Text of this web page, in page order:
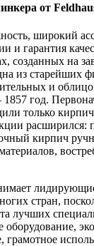
от
широкий
и гарантия
созданных на
из старейших
и
1857 год.
только
расширился:
кирпич
стран,
лучших
грамотное